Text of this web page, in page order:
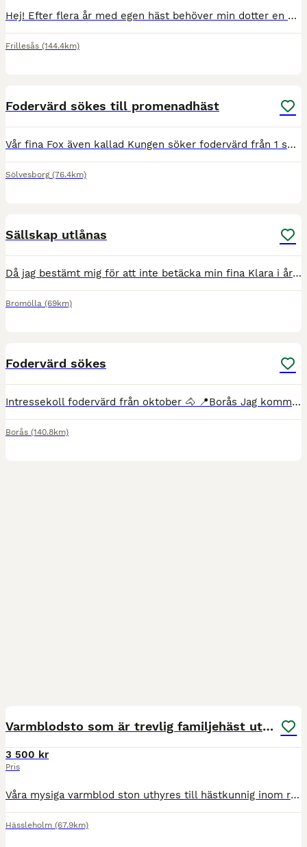
Hej! Efter flera år med egen häst behöver min dotter en paus. Jag själv har inte den tiden som Movie förtjänar i dagsläget så därför har vi tagit beslutet att låna ut Movie ett tag. OM rätt fodervä
Frillesås (144.4km)
Fodervärd sökes till promenadhäst
Vår fina Fox även kallad Kungen söker fodervärd från 1 september. Han står just nu i Kristianstad och skrittas ca 4 dagar i veckan. Han är omtyckt av alla i det stall han står i och är världens snälla
Sölvesborg (76.4km)
Sällskap utlånas
Då jag bestämt mig för att inte betäcka min fina Klara i år så kan jag tänka mig att lämna ut henne på foder fram till nästa sommar (maj -27). Eventuellt längre. Ett triangelmärkt sto, mycket snäll o
Bromölla (69km)
Fodervärd sökes
Intressekoll fodervärd från oktober 🐴 📍Borås Jag kommer att om allt går som planerat resa till Australien i oktober på obestämd tid och gör därför en intressekoll om det finns någon som skulle var
Borås (140.8km)
Varmblodsto som är trevlig familjehäst uthyres
3 500 kr
Pris
Våra mysiga varmblod ston uthyres till hästkunnig inom rimligt avstånd från Hässleholm. De är ridna på uteritt och tränade i horsemanchip och påbörjat grunder i western dressyr, med tempoväxlingar, vo
Hässleholm (67.9km)